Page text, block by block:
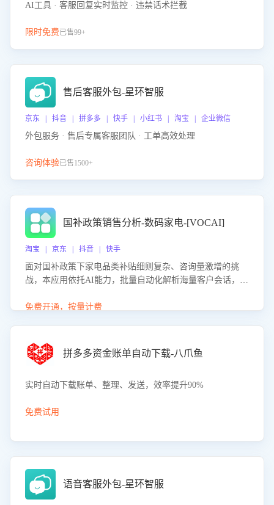
AI工具 · 客服回复实时监控 · 违禁话术拦截
限时免费已售99+
售后客服外包-星环智服
京东 | 抖音 | 拼多多 | 快手 | 小红书 | 淘宝 | 企业微信
外包服务 · 售后专属客服团队 · 工单高效处理
咨询体验已售1500+
国补政策销售分析-数码家电-[VOCAI]
淘宝 | 京东 | 抖音 | 快手
面对国补政策下家电品类补贴细则复杂、咨询量激增的挑
战，本应用依托AI能力，批量自动化解析海量客户会话，精
购买意向，深度洞察决策动因。同时全面评估客服团队政策
度、客服转化能力及销售业绩。
免费开通，按量计费
拼多多资金账单自动下载-八爪鱼
实时自动下载账单、整理、发送，效率提升90%
免费试用
语音客服外包-星环智服